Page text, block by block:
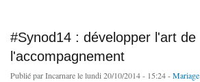
#Synod14 : développer l'art de
l'accompagnement
Publié parIncarnarele lundi 20/10/2014 - 15:24 -Mariage